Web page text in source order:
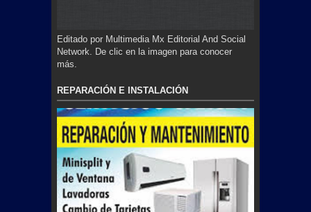
Editado por Multimedia Mx Editorial And Social
Network. De clic en la imagen para conocer
más.
REPARACIÓN E INSTALACIÓN